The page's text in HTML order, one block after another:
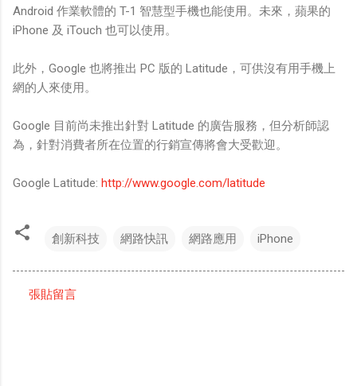
Android 作業軟體的 T-1 智慧型手機也能使用。未來，蘋果的
iPhone 及 iTouch 也可以使用。
此外，Google 也將推出 PC 版的 Latitude，可供沒有用手機上
網的人來使用。
Google 目前尚未推出針對 Latitude 的廣告服務，但分析師認
為，針對消費者所在位置的行銷宣傳將會大受歡迎。
Google Latitude: http://www.google.com/latitude
創新科技 網路快訊 網路應用 iPhone
張貼留言